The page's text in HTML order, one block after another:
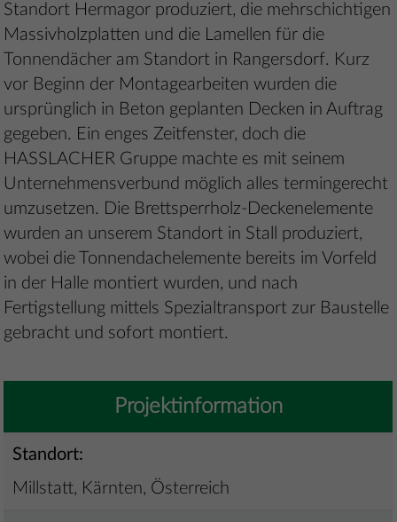
Standort Hermagor produziert, die mehrschichtigen
Massivholzplatten und die Lamellen für die
Tonnendächer am Standort in Rangersdorf. Kurz
vor Beginn der Montagearbeiten wurden die
ursprünglich in Beton geplanten Decken in Auftrag
gegeben. Ein enges Zeitfenster, doch die
HASSLACHER Gruppe machte es mit seinem
Unternehmensverbund möglich alles termingerecht
umzusetzen. Die Brettsperrholz-Deckenelemente
wurden an unserem Standort in Stall produziert,
wobei die Tonnendachelemente bereits im Vorfeld
in der Halle montiert wurden, und nach
Fertigstellung mittels Spezialtransport zur Baustelle
gebracht und sofort montiert.
Projektinformation
Standort:
Millstatt, Kärnten, Österreich